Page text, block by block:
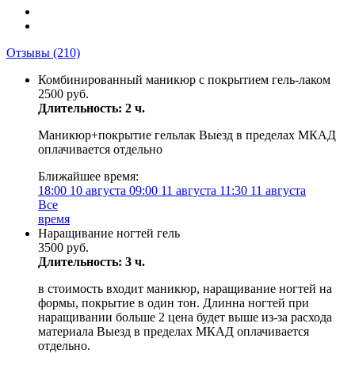
Отзывы (210)
Комбинированный маникюр с покрытием гель-лаком
2500 руб.
Длительность: 2 ч.
Маникюр+покрытие гельлак Выезд в пределах МКАД
оплачивается отдельно
Ближайшее время:
18:00 10 августа 09:00 11 августа 11:30 11 августа
Все
время
Наращивание ногтей гель
3500 руб.
Длительность: 3 ч.
в стоимость входит маникюр, наращивание ногтей на
формы, покрытие в один тон. Длинна ногтей при
наращивании больше 2 цена будет выше из-за расхода
материала Выезд в пределах МКАД оплачивается
отдельно.